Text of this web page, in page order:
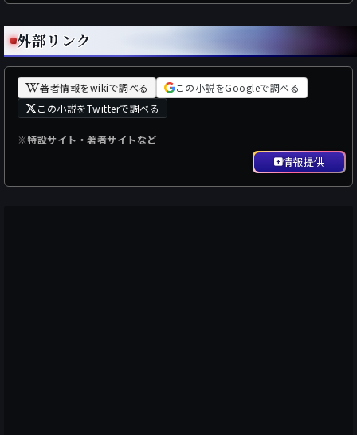
外部リンク
著者情報をwikiで調べる
この小説をGoogleで調べる
この小説をTwitterで調べる
※特設サイト・著者サイトなど
情報提供